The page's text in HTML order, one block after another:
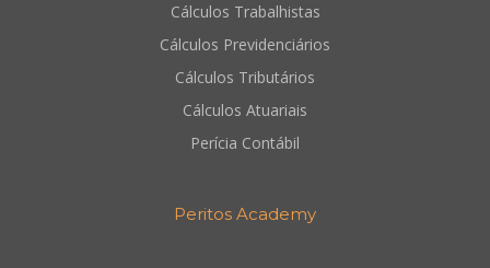
Cálculos Trabalhistas
Cálculos Previdenciários
Cálculos Tributários
Cálculos Atuariais
Perícia Contábil
Peritos Academy